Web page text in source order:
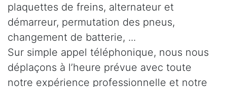
plaquettes de freins, alternateur et
démarreur, permutation des pneus,
changement de batterie, ...
Sur simple appel téléphonique, nous nous
déplaçons à l’heure prévue avec toute
notre expérience professionnelle et notre